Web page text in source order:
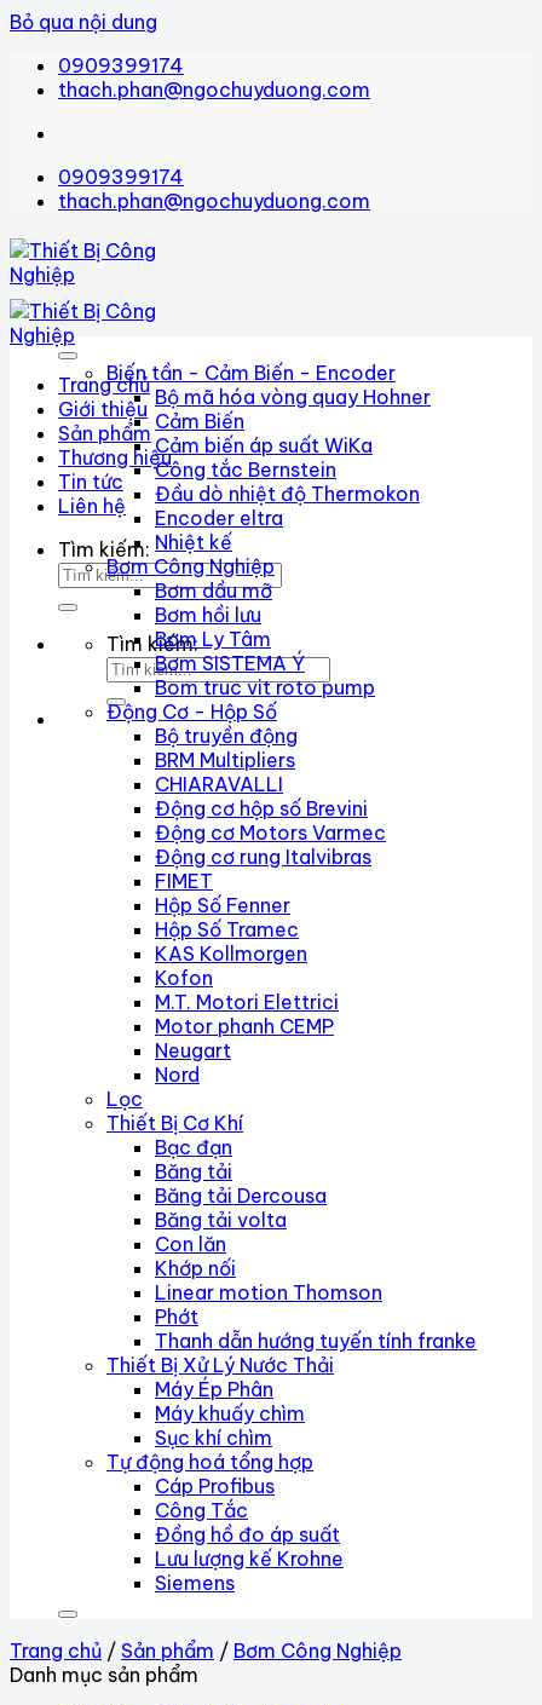
Bỏ qua nội dung
0909399174
thach.phan@ngochuyduong.com
0909399174
thach.phan@ngochuyduong.com
Trang chủ
Giới thiệu
Sản phẩm
Thương hiệu
Tin tức
Liên hệ
Tìm kiếm:
Tìm kiếm:
Biến tần - Cảm Biến - Encoder
Bộ mã hóa vòng quay Hohner
Cảm Biến
Cảm biến áp suất WiKa
Công tắc Bernstein
Đầu dò nhiệt độ Thermokon
Encoder eltra
Nhiệt kế
Bơm Công Nghiệp
Bơm dầu mỡ
Bơm hồi lưu
Bơm Ly Tâm
Bơm SISTEMA Ý
Bom truc vit roto pump
Động Cơ - Hộp Số
Bộ truyền động
BRM Multipliers
CHIARAVALLI
Động cơ hộp số Brevini
Động cơ Motors Varmec
Động cơ rung Italvibras
FIMET
Hộp Số Fenner
Hộp Số Tramec
KAS Kollmorgen
Kofon
M.T. Motori Elettrici
Motor phanh CEMP
Neugart
Nord
Lọc
Thiết Bị Cơ Khí
Bạc đạn
Băng tải
Băng tải Dercousa
Băng tải volta
Con lăn
Khớp nối
Linear motion Thomson
Phớt
Thanh dẫn hướng tuyến tính franke
Thiết Bị Xử Lý Nước Thải
Máy Ép Phân
Máy khuấy chìm
Sục khí chìm
Tự động hoá tổng hợp
Cáp Profibus
Công Tắc
Đồng hồ đo áp suất
Lưu lượng kế Krohne
Siemens
Trang chủ / Sản phẩm / Bơm Công Nghiệp
Danh mục sản phẩm